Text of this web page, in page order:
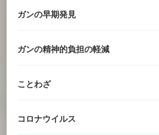
ガンの早期発見
ガンの精神的負担の軽減
ことわざ
コロナウイルス